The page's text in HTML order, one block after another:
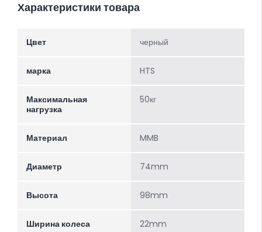
Характеристики товара
Цвет черный
марка HTS
Максимальная
нагрузка
50кг
Материал MMB
Диаметр 74mm
Высота 98mm
Ширина колеса 22mm